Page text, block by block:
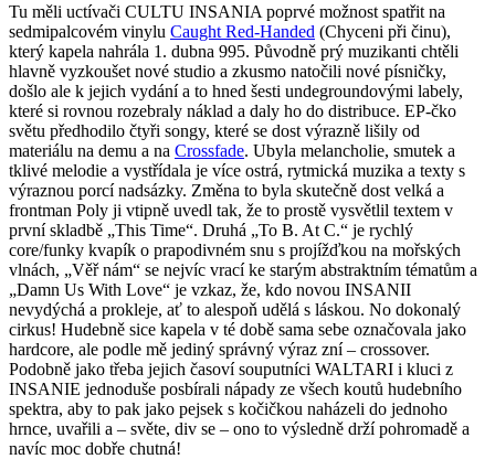
Tu měli uctívači CULTU INSANIA poprvé možnost spatřit na
sedmipalcovém vinylu Caught Red-Handed (Chyceni při činu),
který kapela nahrála 1. dubna 995. Původně prý muzikanti chtěli
hlavně vyzkoušet nové studio a zkusmo natočili nové písničky,
došlo ale k jejich vydání a to hned šesti undegroundovými labely,
které si rovnou rozebraly náklad a daly ho do distribuce. EP-čko
světu předhodilo čtyři songy, které se dost výrazně lišily od
materiálu na demu a na Crossfade. Ubyla melancholie, smutek a
tklivé melodie a vystřídala je více ostrá, rytmická muzika a texty s
výraznou porcí nadsázky. Změna to byla skutečně dost velká a
frontman Poly ji vtipně uvedl tak, že to prostě vysvětlil textem v
první skladbě „This Time“. Druhá „To B. At C.“ je rychlý
core/funky kvapík o prapodivném snu s projížďkou na mořských
vlnách, „Věř nám“ se nejvíc vrací ke starým abstraktním tématům a
„Damn Us With Love“ je vzkaz, že, kdo novou INSANII
nevydýchá a prokleje, ať to alespoň udělá s láskou. No dokonalý
cirkus! Hudebně sice kapela v té době sama sebe označovala jako
hardcore, ale podle mě jediný správný výraz zní – crossover.
Podobně jako třeba jejich časoví souputníci WALTARI i kluci z
INSANIE jednoduše posbírali nápady ze všech koutů hudebního
spektra, aby to pak jako pejsek s kočičkou naházeli do jednoho
hrnce, uvařili a – světe, div se – ono to výsledně drží pohromadě a
navíc moc dobře chutná!